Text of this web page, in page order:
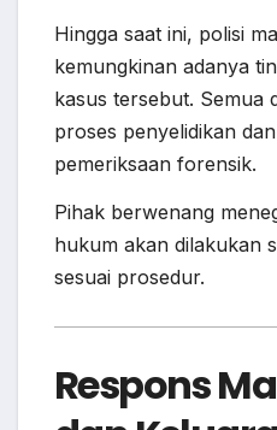
Hingga saat ini, polisi
kemungkinan adanya
kasus tersebut. Semua
proses penyelidikan
pemeriksaan forensik.
Pihak berwenang
hukum akan dilakukan
sesuai prosedur.
Respons